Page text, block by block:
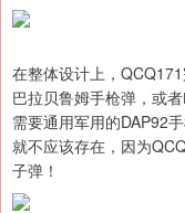
在整体设计上，
巴拉贝鲁姆手枪弹，或
需要通用军用的DAP92
就不应该存在，因为
子弹！